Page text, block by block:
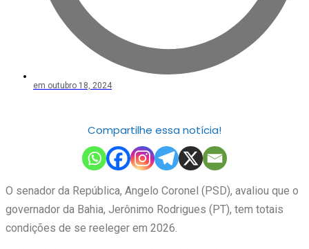
em outubro 18, 2024
Compartilhe essa notícia!
O senador da República, Angelo Coronel (PSD), avaliou que o
governador da Bahia, Jerônimo Rodrigues (PT), tem totais
condições de se reeleger em 2026.